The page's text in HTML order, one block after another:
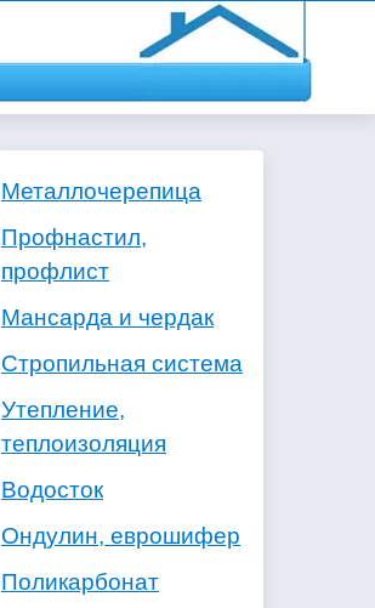
Металлочерепица
Профнастил,
профлист
Мансарда и чердак
Стропильная система
Утепление,
теплоизоляция
Водосток
Ондулин, еврошифер
Поликарбонат